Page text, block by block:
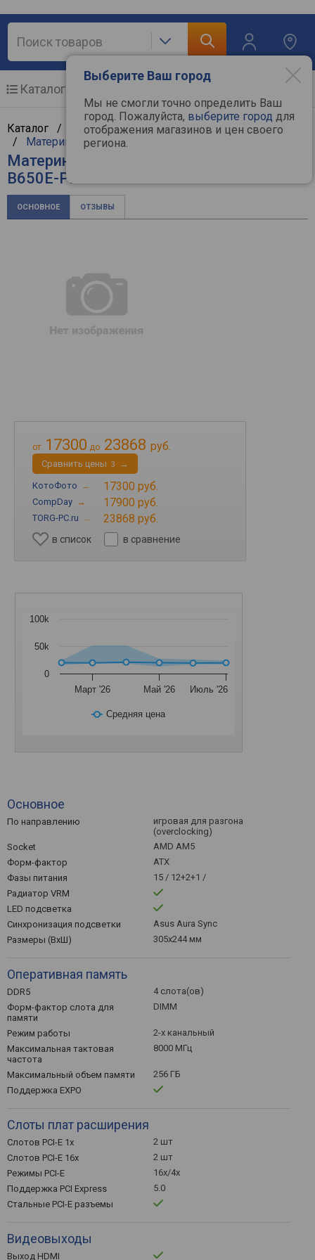
Выберите Ваш город
Мы не смогли точно определить Ваш
город. Пожалуйста, выберите город для
отображения магазинов и цен своего
региона.
Каталог
Каталог / Компьютерная техника/ Комплектующие
/ Материнские платы
Материнская плата Asus TUF GAMING
B650E-PLUS WIFI
ОСНОВНОЕ ОТЗЫВЫ
от 17300 до 23868 руб.
Cравнить цены 3 →
КотоФото → 17300 руб.
CompDay → 17900 руб.
TORG-PC.ru → 23868 руб.
в список в сравнение
Средняя цена
Март '26 Май '26 Июль '26
0
50k
100k
Основное
По направлению
игровая для разгона
(overclocking)
Socket
AMD AM5
Форм-фактор
ATX
Фазы питания
15 / 12+2+1 /
Радиатор VRM
LED подсветка
Синхронизация подсветки
Asus Aura Sync
Размеры (ВхШ)
305x244 мм
Оперативная память
DDR5
4 слота(ов)
Форм-фактор слота для
памяти
DIMM
Режим работы
2-х канальный
Максимальная тактовая
частота
8000 МГц
Максимальный объем памяти
256 ГБ
Поддержка EXPO
Слоты плат расширения
Слотов PCI-E 1x
2 шт
Слотов PCI-E 16x
2 шт
Режимы PCI-E
16x/4x
Поддержка PCI Express
5.0
Стальные PCI-E разъемы
Видеовыходы
Выход HDMI